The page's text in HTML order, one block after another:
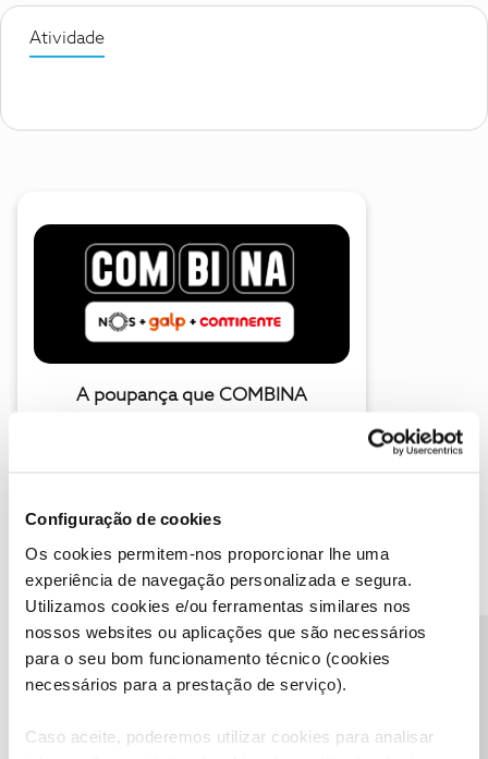
Configuração de cookies
Os cookies permitem-nos proporcionar lhe uma
experiência de navegação personalizada e segura.
Utilizamos cookies e/ou ferramentas similares nos
nossos websites ou aplicações que são necessários
para o seu bom funcionamento técnico (cookies
necessários para a prestação de serviço).
Caso aceite, poderemos utilizar cookies para analisar
Atividade
A poupança que COMBINA
Descubra as novidades de junho